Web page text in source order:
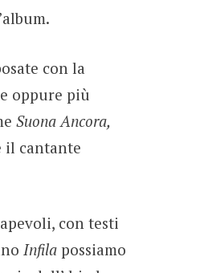
con la
oppure più
Suona Ancora,
il cantante
con testi
Infilapossiamo